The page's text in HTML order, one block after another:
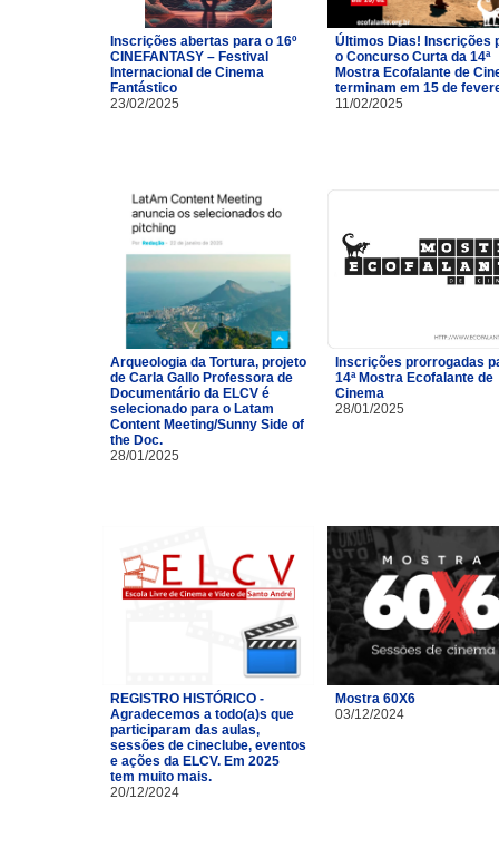
Inscrições abertas para o 16º
CINEFANTASY – Festival
Internacional de Cinema
Fantástico
23/02/2025
Últimos Dias! Inscrições
o Concurso Curta da 14ª
Mostra Ecofalante de
terminam em 15 de
11/02/2025
Arqueologia da Tortura, projeto
de Carla Gallo Professora de
Documentário da ELCV é
selecionado para o Latam
Content Meeting/Sunny Side of
the Doc.
28/01/2025
Inscrições prorrogadas
14ª Mostra Ecofalante de
Cinema
28/01/2025
REGISTRO HISTÓRICO -
Agradecemos a todo(a)s que
participaram das aulas,
sessões de cineclube, eventos
e ações da ELCV. Em 2025
tem muito mais.
20/12/2024
Mostra 60X6
03/12/2024